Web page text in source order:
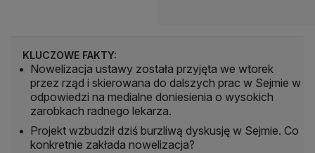
KLUCZOWE FAKTY:
Nowelizacja ustawy została przyjęta we wtorek
przez rząd i skierowana do dalszych prac w Sejmie w
odpowiedzi na medialne doniesienia o wysokich
zarobkach radnego lekarza.
Projekt wzbudził dziś burzliwą dyskusję w Sejmie. Co
konkretnie zakłada nowelizacja?